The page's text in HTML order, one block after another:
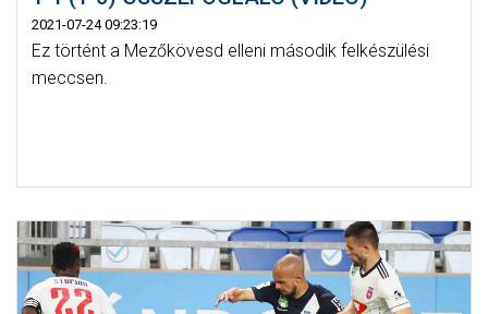
2021-07-24 09:23:19
Ez történt a Mezőkövesd elleni második felkészülési
meccsen.